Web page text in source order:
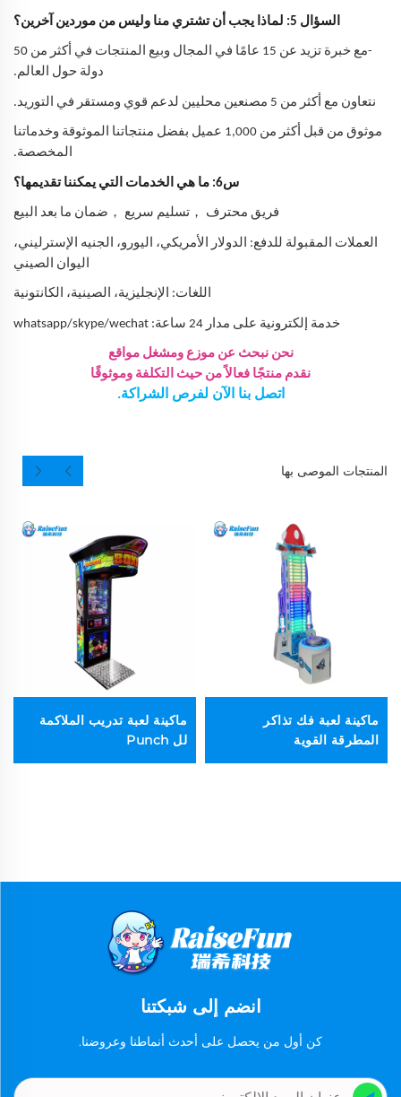
السؤال 5: لماذا يجب أن تشتري منا وليس من موردين آخرين؟
-مع خبرة تزيد عن 15 عامًا في المجال وبيع المنتجات في أكثر من 50
دولة حول العالم.
نتعاون مع أكثر من 5 مصنعين محليين لدعم قوي ومستقر في التوريد.
موثوق من قبل أكثر من 1,000 عميل بفضل منتجاتنا الموثوقة وخدماتنا
المخصصة.
س6: ما هي الخدمات التي يمكننا تقديمها؟
فريق محترف ， تسليم سريع ， ضمان ما بعد البيع
العملات المقبولة للدفع: الدولار الأمريكي، اليورو، الجنيه الإسترليني،
اليوان الصيني
اللغات: الإنجليزية، الصينية، الكانتونية
خدمة إلكترونية على مدار 24 ساعة: whatsapp/skype/wechat
نحن نبحث عن موزع ومشغل مواقع
نقدم منتجًا فعالاً من حيث التكلفة وموثوقًا
اتصل بنا الآن لفرص الشراكة.
المنتجات الموصى بها
ماكينة لعبة فك تذاكر
المطرقة القوية
ماكينة لعبة تدريب الملاكمة
لل Punch
انضم إلى شبكتنا
كن أول من يحصل على أحدث أنماطنا وعروضنا.